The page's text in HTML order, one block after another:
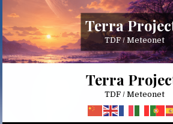
content
Terra
TDF / Meteonet
Terra
TDF / Meteonet